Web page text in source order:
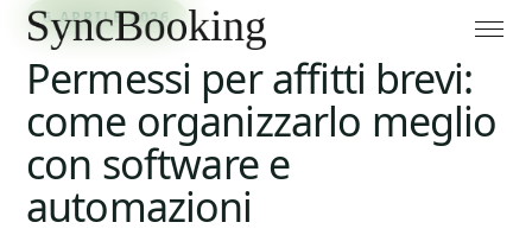
6 APRILE 2026
Permessi per affitti brevi:
come organizzarlo meglio
con software e
automazioni